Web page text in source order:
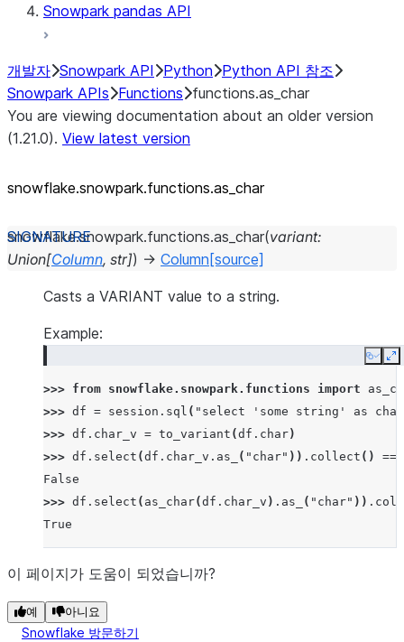
Snowpark pandas API
개발자 Snowpark API Python Python API 참조
Snowpark APIs Functions functions.as_char
You are viewing documentation about an older version
(1.21.0). View latest version
snowflake.snowpark.functions.as_ char
snowflake.snowpark.functions.as_char(variant:
Union[Column, str]) → Column [source]
Casts a VARIANT value to a string.
Example:
Copy
>>> from snowflake.snowpark.functions import
>>> df = session . sql ( "select 'some string' as
>>> df . char_v = to_variant (df . char)
>>> df . select (df . char_v . as_ ( "char" )) . collect ()
==
False
>>> df . select ( as_char(df . char_v ) . as_ ( "char" )) .
True
이 페이지가 도움이 되었습니까?
예 아니요
Snowflake 방문하기